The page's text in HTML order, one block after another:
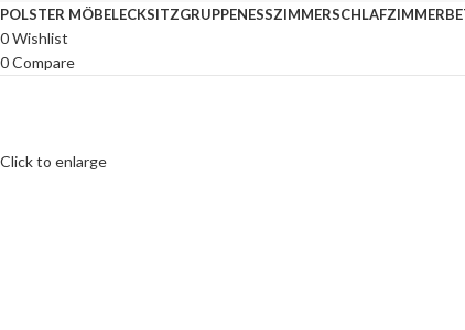
POLSTER MÖBELECKSITZGRUPPENESSZIMMERSCHLAFZIMMER
0Wishlist
0Compare
Click to enlarge